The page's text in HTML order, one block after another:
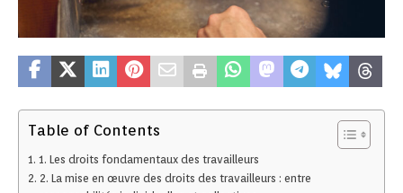
Table of Contents
1. Les droits fondamentaux des travailleurs
2. La mise en œuvre des droits des travailleurs : entre